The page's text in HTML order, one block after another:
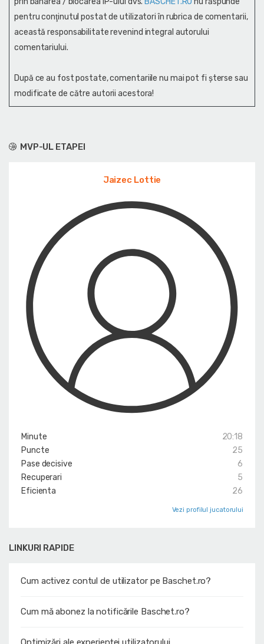
MVP-UL ETAPEI
Jaizec Lottie
Minute
20:18
Puncte
25
Pase decisive
6
Recuperari
5
Eficienta
26
Vezi profilul jucatorului
LINKURI RAPIDE
Cum activez contul de utilizator pe Baschet.ro?
Cum mă abonez la notificările Baschet.ro?
pentru conţinutul postat de utilizatori în rubrica de comentarii,
această responsabilitate revenind integral autorului
comentariului.
După ce au fost postate, comentariile nu mai pot fi șterse sau
modificate de către autorii acestora!